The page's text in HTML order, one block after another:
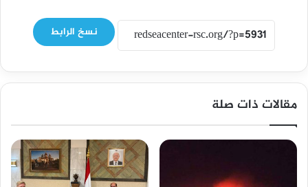
نسخ الرابط
مقالات ذات صلة